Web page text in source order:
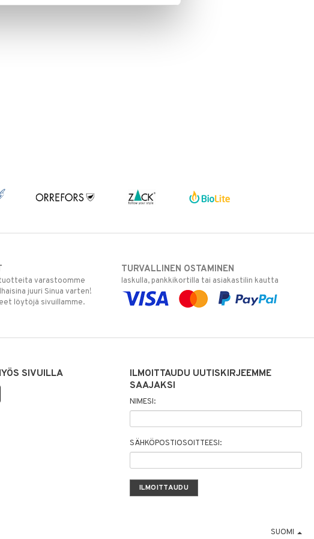
varastoomme
juuri Sinua varten!
löytöjä sivuillamme.
TURVALLINEN OSTAMINEN
laskulla, pankkikortilla tai asiakastilin kautta
SIVUILLA
ILMOITTAUDU UUTISKIRJEEMME
SAAJAKSI
NIMESI:
SÄHKÖPOSTIOSOITTEESI:
SUOMI